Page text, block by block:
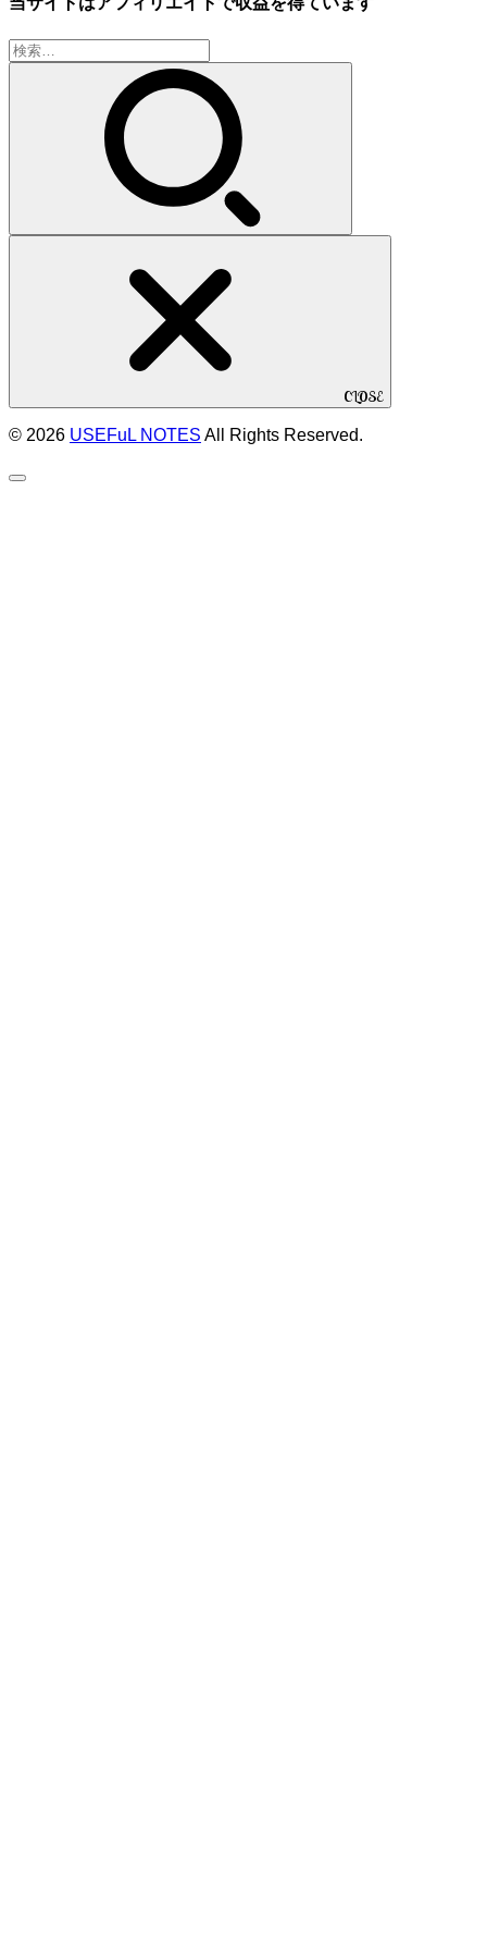
検
索:
CLOSE
© 2026 USEFuL NOTES All Rights Reserved.